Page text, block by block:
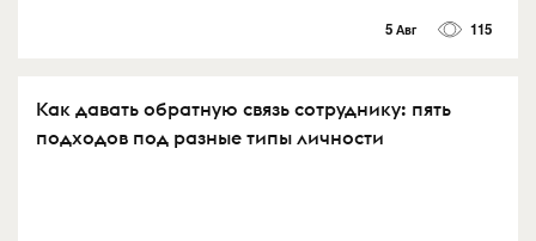
5 Авг 115
Как давать обратную связь сотруднику: пять
подходов под разные типы личности